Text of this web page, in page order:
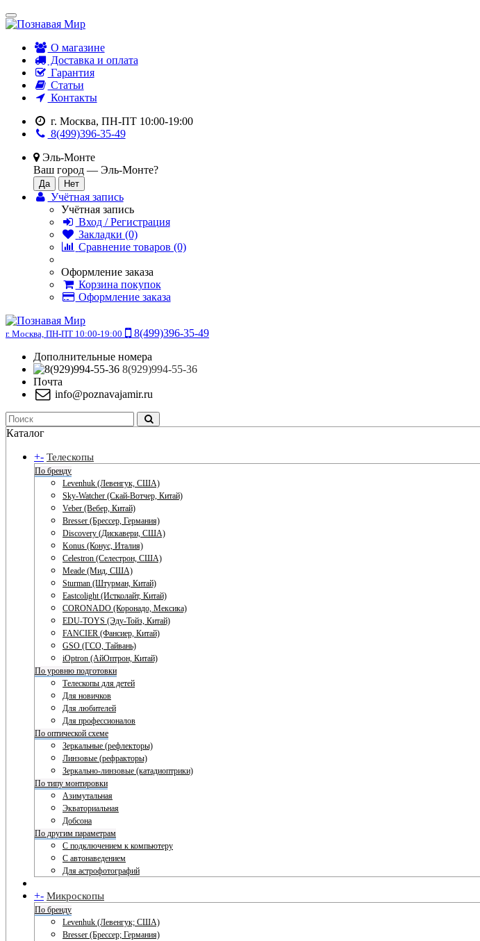
О магазине
Доставка и оплата
Гарантия
Статьи
Контакты
г. Москва, ПН-ПТ 10:00-19:00
8(499)396-35-49
Эль-Монте
Ваш город — Эль-Монте?
Учётная запись
Учётная запись
Вход / Регистрация
Закладки (0)
Сравнение товаров (0)
Оформление заказа
Корзина покупок
Оформление заказа
г. Москва, ПН-ПТ 10:00-19:00
8(499)396-35-49
Дополнительные номера
8(929)994-55-36
Почта
info@poznavajamir.ru
Каталог
+- Телескопы
По бренду
Levenhuk (Левенгук, США)
Sky-Watcher (Скай-Вотчер, Китай)
Veber (Вебер, Китай)
Bresser (Брессер, Германия)
Discovery (Дискавери, США)
Konus (Конус, Италия)
Celestron (Селестрон, США)
Meade (Мид, США)
Sturman (Штурман, Китай)
Eastcolight (Истколайт, Китай)
CORONADO (Коронадо, Мексика)
EDU-TOYS (Эду-Тойз, Китай)
FANCIER (Фансиер, Китай)
GSO (ГСО, Тайвань)
iOptron (АйОптрон, Китай)
По уровню подготовки
Телескопы для детей
Для новичков
Для любителей
Для профессионалов
По оптической схеме
Зеркальные (рефлекторы)
Линзовые (рефракторы)
Зеркально-линзовые (катадиоптрики)
По типу монтировки
Азимутальная
Экваториальная
Добсона
По другим параметрам
С подключением к компьютеру
С автонаведением
Для астрофотографий
+- Микроскопы
По бренду
Levenhuk (Левенгук; США)
Bresser (Брессер; Германия)